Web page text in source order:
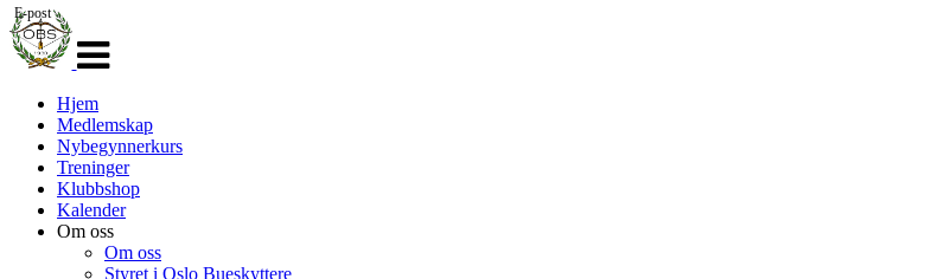
navigasjon
Hjem
Medlemskap
Nybegynnerkurs
Treninger
Klubbshop
Kalender
Om oss
Om oss
Styret i Oslo Bueskyttere
E-post